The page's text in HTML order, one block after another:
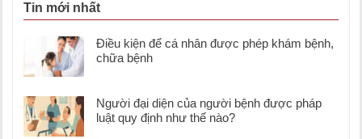
Tin mới nhất
Điều kiện để cá nhân được phép khám bệnh,
chữa bệnh
Người đại diện của người bệnh được pháp
luật quy định như thế nào?